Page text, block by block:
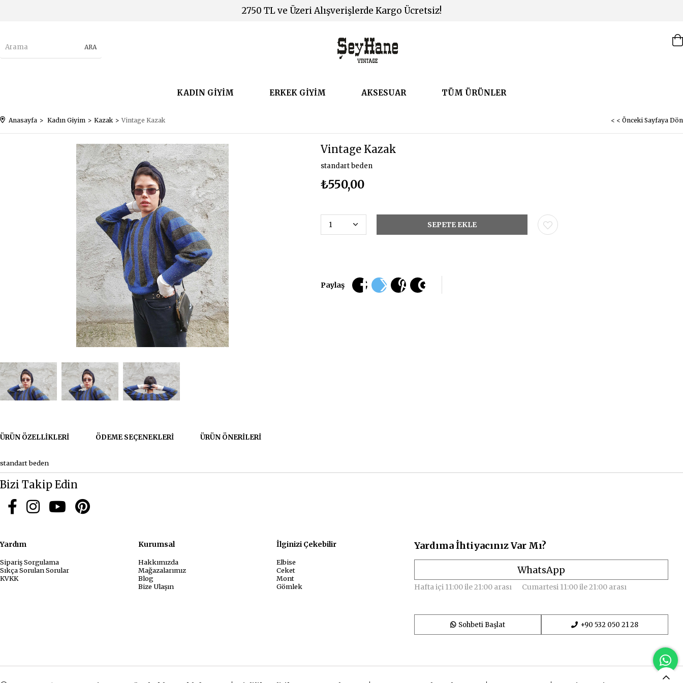
2750 TL ve Üzeri Alışverişlerde Kargo Ücretsiz!
KADIN GİYİM ERKEK GİYİM AKSESUAR TÜM ÜRÜNLER
Anasayfa Kadın Giyim Kazak Vintage Kazak < < Önceki Sayfaya Dön
Vintage Kazak
standart beden
₺550,00
Paylaş
ÜRÜN ÖZELLIKLERI ÖDEME SEÇENEKLERI ÜRÜN ÖNERILERI
standart beden
Bizi Takip Edin
Yardım
Sipariş Sorgulama
Sıkça Sorulan Sorular
KVKK
Kurumsal
Hakkımızda
Mağazalarımız
Blog
Bize Ulaşın
İlginizi Çekebilir
Elbise
Ceket
Mont
Gömlek
Yardıma İhtiyacınız Var Mı?
WhatsApp
Hafta içi 11:00 ile 21:00 arası Cumartesi 11:00 ile 21:00 arası
Sohbeti Başlat +90 532 050 21 28